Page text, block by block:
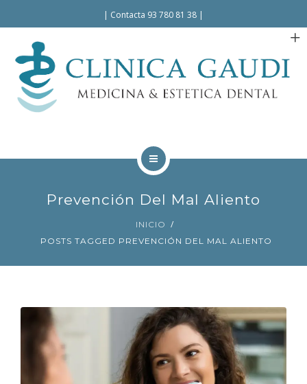
| Contacta 93 780 81 38 |
LA CLÍNICA
TRATAMIENTOS
BLOG
CONTACTO
Prevención Del Mal Aliento
INICIO
POSTS TAGGED PREVENCIÓN DEL MAL ALIENTO